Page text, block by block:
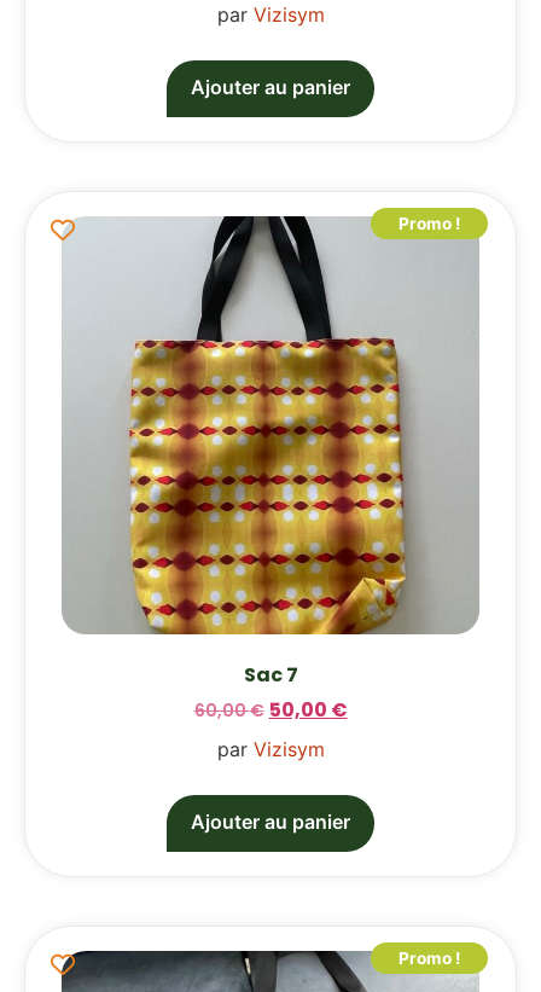
par Vizisym
Ajouter au panier
Promo !
Sac 7
60,00€ 50,00 €
par Vizisym
Ajouter au panier
Promo !